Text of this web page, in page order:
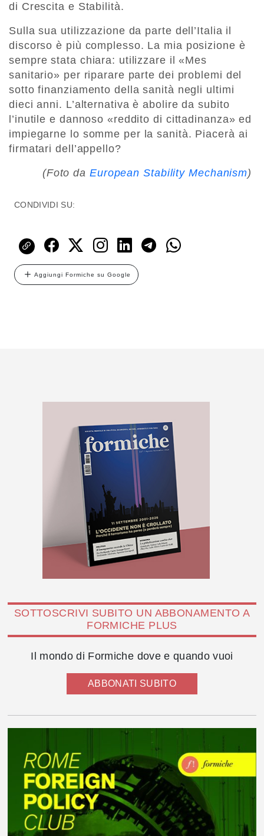
di Crescita e Stabilità.
Sulla sua utilizzazione da parte dell’Italia il
discorso è più complesso. La mia posizione è
sempre stata chiara: utilizzare il «Mes
sanitario» per riparare parte dei problemi del
sotto finanziamento della sanità negli ultimi
dieci anni. L’alternativa è abolire da subito
l’inutile e dannoso «reddito di cittadinanza» ed
impiegarne lo somme per la sanità. Piacerà ai
firmatari dell’appello?
(Foto da European Stability Mechanism)
CONDIVIDI SU:
Aggiungi Formiche su Google
SOTTOSCRIVI SUBITO UN ABBONAMENTO A
FORMICHE PLUS
Il mondo di Formiche dove e quando vuoi
ABBONATI SUBITO